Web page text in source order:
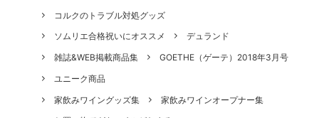
コルクのトラブル対処グッズ
ソムリエ合格祝いにオススメ
デュランド
雑誌&WEB掲載商品集
GOETHE（ゲーテ）2018年3月号
ユニーク商品
家飲みワイングッズ集
家飲みワインオープナー集